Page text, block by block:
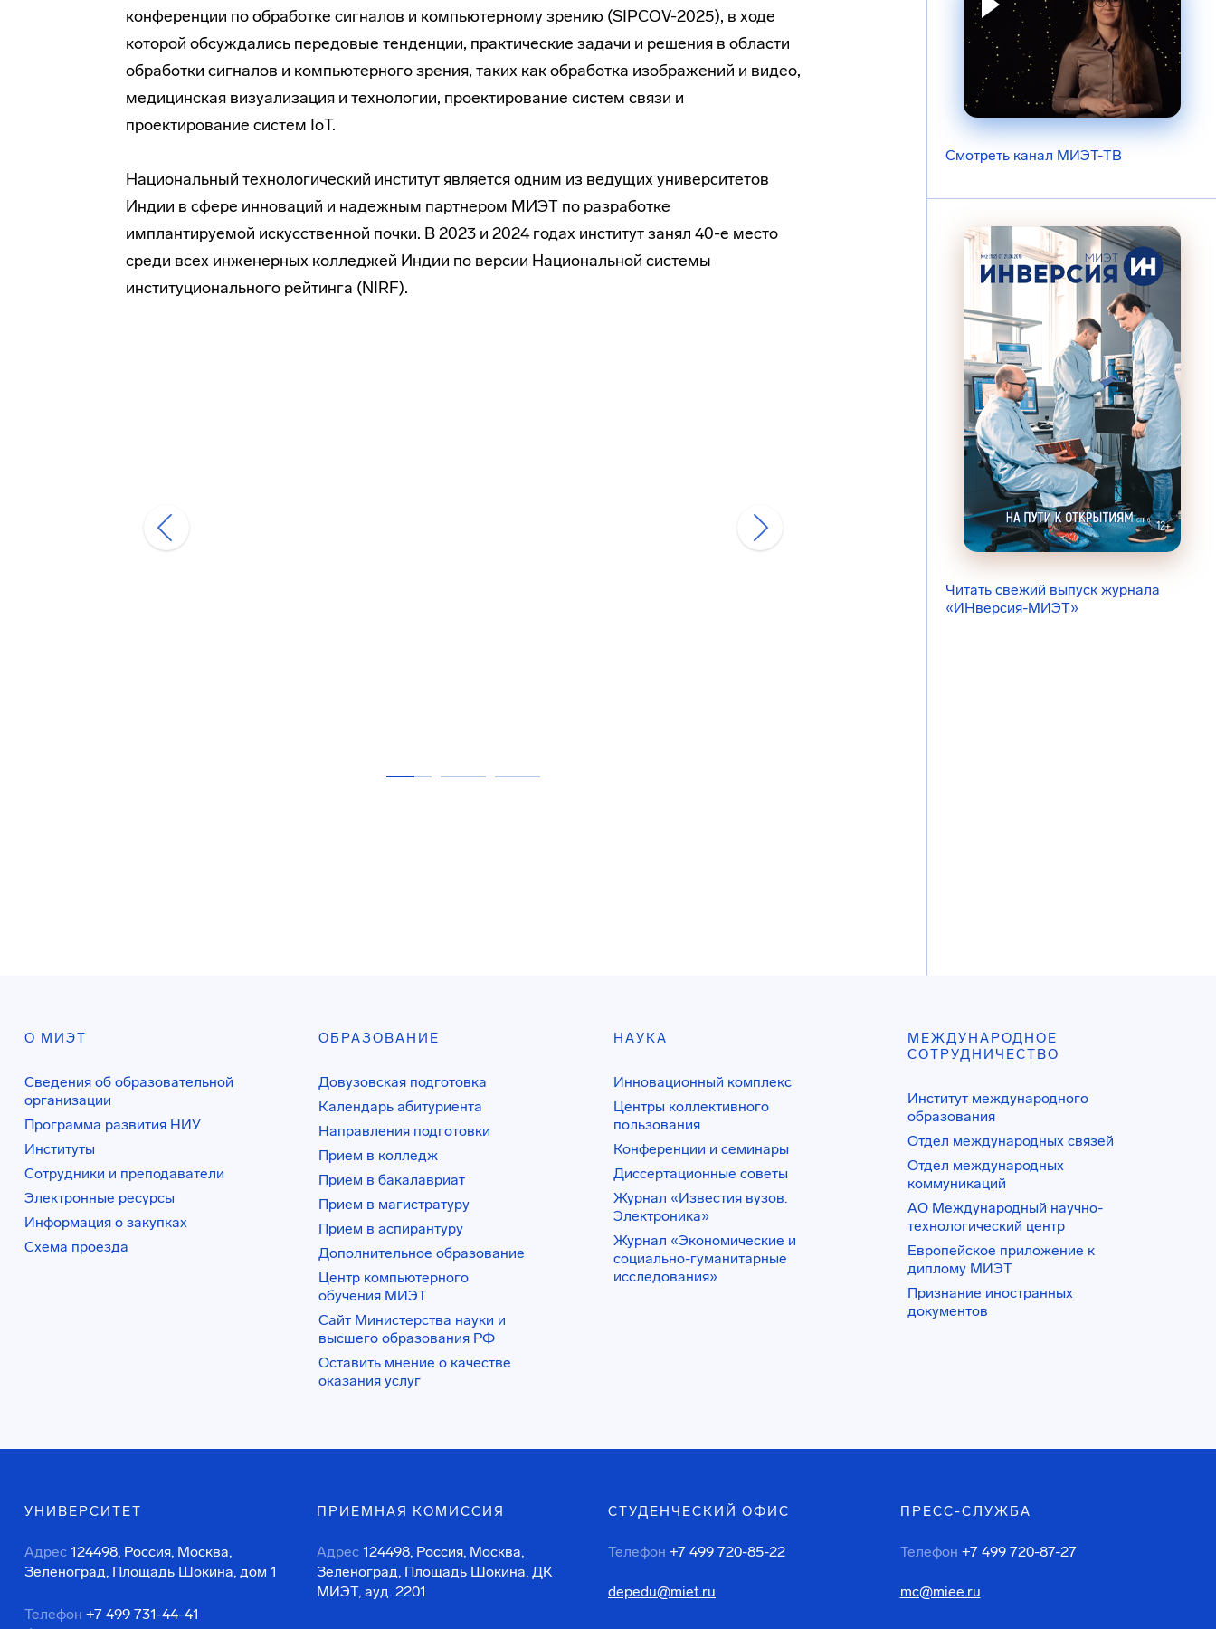
конференции по обработке сигналов и компьютерному зрению (SIPCOV-2025), в ходе
которой обсуждались передовые тенденции, практические задачи и решения в области
обработки сигналов и компьютерного зрения, таких как обработка изображений и видео,
медицинская визуализация и технологии, проектирование систем связи и
проектирование систем IoT.
Национальный технологический институт является одним из ведущих университетов
Индии в сфере инноваций и надежным партнером МИЭТ по разработке
имплантируемой искусственной почки. В 2023 и 2024 годах институт занял 40-е место
среди всех инженерных колледжей Индии по версии Национальной системы
институционального рейтинга (NIRF).
Смотреть канал МИЭТ-ТВ
Читать свежий выпуск журнала
«ИНверсия-МИЭТ»
О МИЭТ
Сведения об образовательной
организации
Программа развития НИУ
Институты
Сотрудники и преподаватели
Электронные ресурсы
Информация о закупках
Схема проезда
ОБРАЗОВАНИЕ
Довузовская подготовка
Календарь абитуриента
Направления подготовки
Прием в колледж
Прием в бакалавриат
Прием в магистратуру
Прием в аспирантуру
Дополнительное образование
Центр компьютерного
обучения МИЭТ
Сайт Министерства науки и
высшего образования РФ
Оставить мнение о качестве
оказания услуг
НАУКА
Инновационный комплекс
Центры коллективного
пользования
Конференции и семинары
Диссертационные советы
Журнал «Известия вузов.
Электроника»
Журнал «Экономические и
социально-гуманитарные
исследования»
МЕЖДУНАРОДНОЕ
СОТРУДНИЧЕСТВО
Институт международного
образования
Отдел международных связей
Отдел международных
коммуникаций
АО Международный научно-
технологический центр
Европейское приложение к
диплому МИЭТ
Признание иностранных
документов
УНИВЕРСИТЕТ
Адрес 124498, Россия, Москва,
Зеленоград, Площадь Шокина, дом 1
Телефон +7 499 731-44-41
ПРИЕМНАЯ КОМИССИЯ
Адрес 124498, Россия, Москва,
Зеленоград, Площадь Шокина, ДК
МИЭТ, ауд. 2201
СТУДЕНЧЕСКИЙ ОФИС
Телефон +7 499 720-85-22
depedu@miet.ru
ПРЕСС-СЛУЖБА
Телефон +7 499 720-87-27
mc@miee.ru